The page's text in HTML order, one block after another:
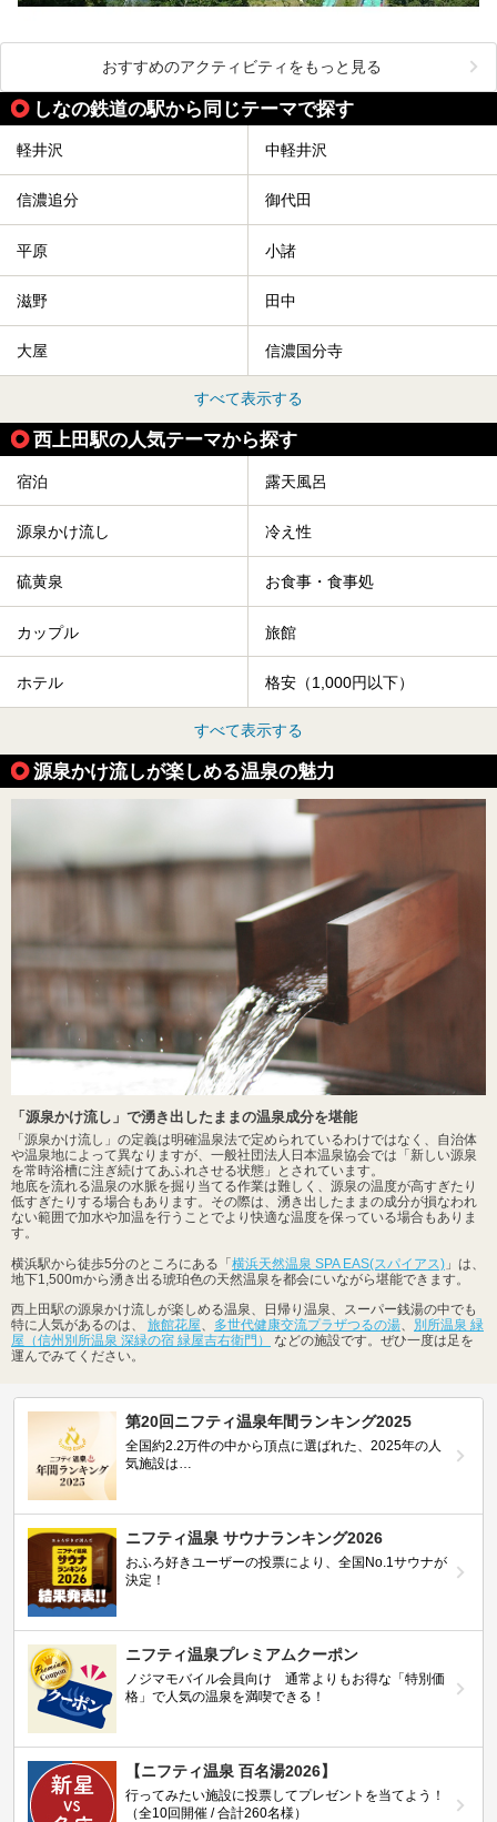
おすすめのアクティビティをもっと見る
しなの鉄道の駅から同じテーマで探す
軽井沢 中軽井沢
信濃追分 御代田
平原 小諸
滋野 田中
大屋 信濃国分寺
すべて表示する
西上田駅の人気テーマから探す
宿泊 露天風呂
源泉かけ流し 冷え性
硫黄泉 お食事・食事処
カップル 旅館
ホテル 格安（1,000円以下）
すべて表示する
源泉かけ流しが楽しめる温泉の魅力
「源泉かけ流し」で湧き出したままの温泉成分を堪能
「源泉かけ流し」の定義は明確温泉法で定められているわけではなく、自治体
や温泉地によって異なりますが、一般社団法人日本温泉協会では「新しい源泉
を常時浴槽に注ぎ続けてあふれさせる状態」とされています。
地底を流れる温泉の水脈を掘り当てる作業は難しく、源泉の温度が高すぎたり
低すぎたりする場合もあります。その際は、湧き出したままの成分が損なわれ
ない範囲で加水や加温を行うことでより快適な温度を保っている場合もありま
す。
横浜駅から徒歩5分のところにある「 横浜天然温泉 SPA EAS(スパイアス) 」は、
地下1,500mから湧き出る琥珀色の天然温泉を都会にいながら堪能できます。
西上田駅の源泉かけ流しが楽しめる温泉、日帰り温泉、スーパー銭湯の中でも
特に人気があるのは、 旅館花屋、 多世代健康交流プラザつるの湯、 別所温泉 緑
屋（信州別所温泉 深緑の宿 緑屋吉右衛門）
などの施設です。ぜひ一度は足を
運んでみてください。
第20回ニフティ温泉年間ランキング2025
全国約2.2万件の中から頂点に選ばれた、2025年の人
気施設は…
ニフティ温泉 サウナランキング2026
おふろ好きユーザーの投票により、全国No.1サウナが
決定！
ニフティ温泉プレミアムクーポン
ノジマモバイル会員向け 通常よりもお得な「特別価
格」で人気の温泉を満喫できる！
【ニフティ温泉 百名湯2026】
行ってみたい施設に投票してプレゼントを当てよう！
（全10回開催 / 合計260名様）